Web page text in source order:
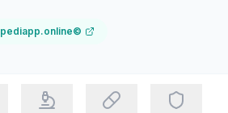
pediapp.online©